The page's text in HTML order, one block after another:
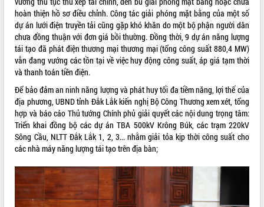
hoàn thiện hồ sơ điều chỉnh. Công tác giải phóng mặt bằng của một số
dự án lưới điện truyền tải cũng gặp khó khăn do một bộ phận người dân
chưa đồng thuận với đơn giá bồi thường. Đồng thời, 9 dự án năng lượng
tái tạo đã phát điện thương mại thương mại (tổng công suất 880,4 MW)
vẫn đang vướng các tồn tại về việc huy động công suất, áp giá tạm thời
và thanh toán tiền điện.
Để bảo đảm an ninh năng lượng và phát huy tối đa tiềm năng, lợi thế của
địa phương, UBND tỉnh Đắk Lắk kiến nghị Bộ Công Thương xem xét, tổng
hợp và báo cáo Thủ tướng Chính phủ giải quyết các nội dung trọng tâm:
Triển khai đồng bộ các dự án TBA 500kV Krông Búk, các trạm 220kV
Sông Cầu, NLTT Đắk Lắk 1, 2, 3... nhằm giải tỏa kịp thời công suất cho
các nhà máy năng lượng tái tạo trên địa bàn;